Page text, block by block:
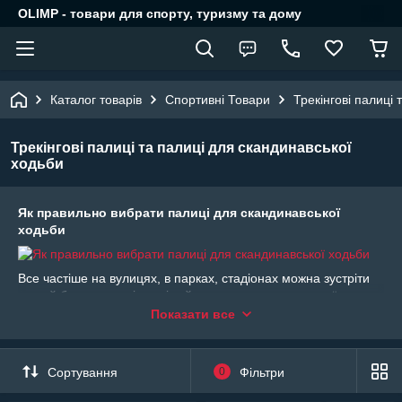
OLIMP - товари для спорту, туризму та дому
Каталог товарів Спортивні Товари Трекінгові
Трекінгові палиці та палиці для скандинавської
ходьби
Як правильно вибрати палиці для скандинавської
ходьби
Все частіше на вулицях, в парках, стадіонах можна зустріти
людей будь-якого віку, які займаються скандинавської
ходьбою. Освоїти цей корисний і простий вид спорту може
за рахунок збільшення кроку і розмаху рук, які утримують
певним хватом палиці для скандинавської ходьби.
Показати все
Сортування 0 Фільтри